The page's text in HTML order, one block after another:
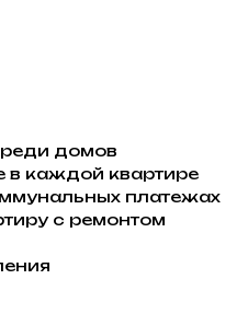
домов
в каждой квартире
платежах
с ремонтом